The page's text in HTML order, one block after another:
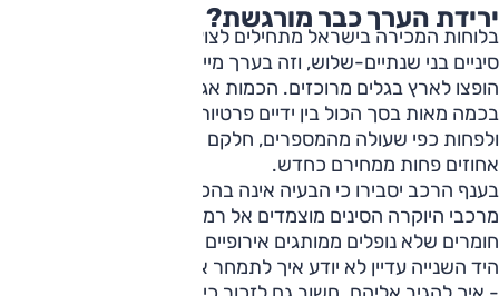
ירידת הערך כבר מורגשת?
בלוחות המכירה בישראל מתחילים לצוץ יותר ויותר רכבי יוקרה
סיניים בני שנתיים-שלוש, וזה בערך מייצג את העיתוי שבו הם
הופצו לארץ בגלים מרוכזים. הכמות אגב לא גדולה בכלל ומדובר
בכמה מאות בסך הכול בין ידיים פרטיות, סוחרים וטרייד אין.
ולפחות כפי שעולה מהמספרים, חלקם נמכרים כיום בעשרות
אחוזים פחות ממחירם כחדש.
בענף הרכב יסבירו כי הבעיה אינה בהכרח טיב המוצר. חלק גדול
מרכבי היוקרה הסינים מוצמדים אל רמת אבזור, ביצועים ואיכות
חומרים שלא נופלים ממותגים אירופיים ותיקים. הבעיה היא ששוק
היד השנייה עדיין לא יודע איך לתמחר אותם, או מדויק יותר לנסח